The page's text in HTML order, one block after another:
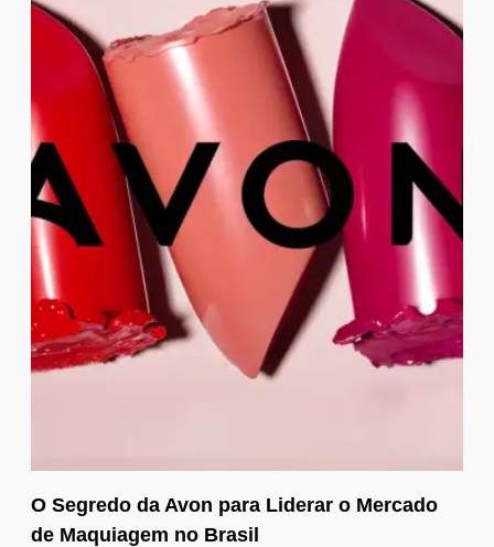
O Segredo da Avon para Liderar o Mercado
de Maquiagem no Brasil